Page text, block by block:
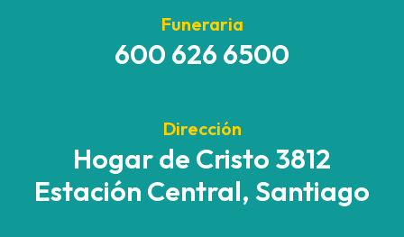
Funeraria
600 626 6500
Dirección
Hogar de Cristo 3812
Estación Central, Santiago